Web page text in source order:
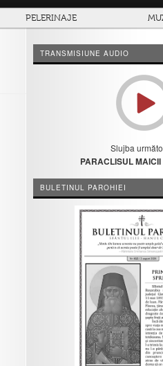
PELERINAJE
TRANSMISIUNE AUDIO
Slujba
PARACLISUL
BULETINUL PAROHIEI